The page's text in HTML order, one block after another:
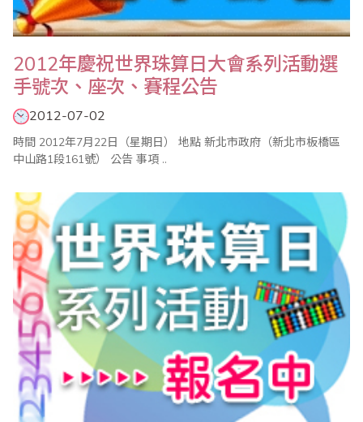
2012年慶祝世界珠算日大會系列活動選
手號次、座次、賽程公告
2012-07-02
時間 2012年7月22日（星期日） 地點 新北市政府（新北市板橋區
中山路1段161號） 公告 事項 ..